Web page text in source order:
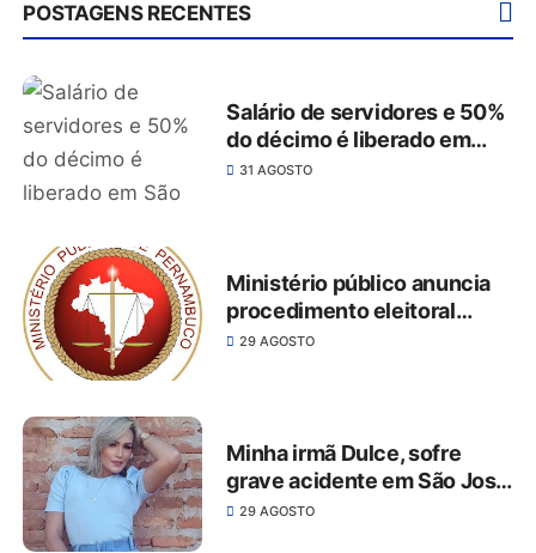
POSTAGENS RECENTES
Salário de servidores e 50%
do décimo é liberado em
São José do Belmonte
31 AGOSTO
Ministério público anuncia
procedimento eleitoral
2020 em São José do
29 AGOSTO
Minha irmã Dulce, sofre
grave acidente em São José
do Belmonte
29 AGOSTO